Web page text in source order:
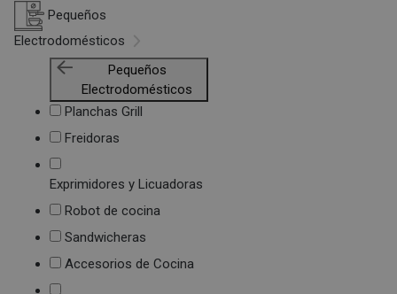
Pequeños
Electrodomésticos
Pequeños
Electrodomésticos
Planchas Grill
Freidoras
Exprimidores y Licuadoras
Robot de cocina
Sandwicheras
Accesorios de Cocina